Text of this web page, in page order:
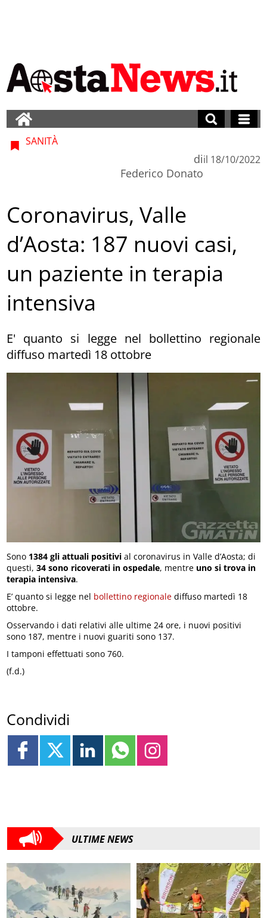
SANITÀ
di
Federico Donato
il 18/10/2022
Coronavirus, Valle
d’Aosta: 187 nuovi casi,
un paziente in terapia
intensiva
E' quanto si legge nel bollettino regionale
diffuso martedì 18 ottobre
Sono 1384 gli attuali positivi al coronavirus in Valle d’Aosta; di
questi,34 sono ricoverati in ospedale, mentre uno si trova in
terapia intensiva.
E’ quanto si legge nel bollettino regionale diffuso martedì 18
ottobre.
Osservando i dati relativi alle ultime 24 ore, i nuovi positivi
sono 187, mentre i nuovi guariti sono 137.
I tamponi effettuati sono 760.
(f.d.)
Condividi
ULTIME NEWS